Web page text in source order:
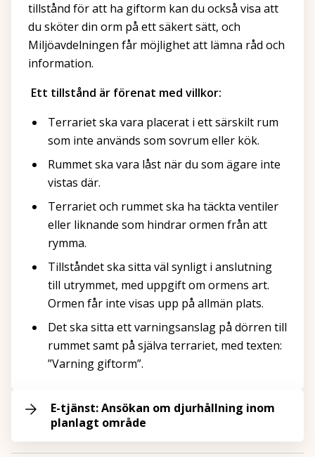
tillstånd för att ha giftorm kan du också visa att
du sköter din orm på ett säkert sätt, och
Miljöavdelningen får möjlighet att lämna råd och
information.
Ett tillstånd är förenat med villkor:
Terrariet ska vara placerat i ett särskilt rum
som inte används som sovrum eller kök.
Rummet ska vara låst när du som ägare inte
vistas där.
Terrariet och rummet ska ha täckta ventiler
eller liknande som hindrar ormen från att
rymma.
Tillståndet ska sitta väl synligt i anslutning
till utrymmet, med uppgift om ormens art.
Ormen får inte visas upp på allmän plats.
Det ska sitta ett varningsanslag på dörren till
rummet samt på själva terrariet, med texten:
”Varning giftorm”.
E-tjänst: Ansökan om djurhållning inom
planlagt område